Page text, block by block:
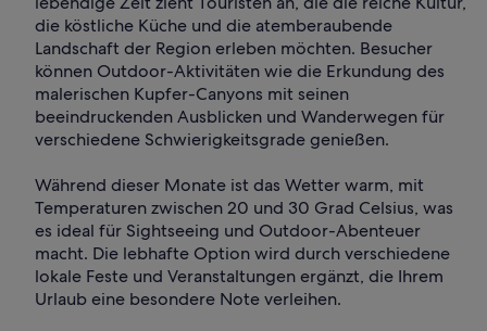
die köstliche Küche und die atemberaubende
Landschaft der Region erleben möchten. Besucher
können Outdoor-Aktivitäten wie die Erkundung des
malerischen Kupfer-Canyons mit seinen
beeindruckenden Ausblicken und Wanderwegen für
verschiedene Schwierigkeitsgrade genießen.
Während dieser Monate ist das Wetter warm, mit
Temperaturen zwischen 20 und 30 Grad Celsius, was
es ideal für Sightseeing und Outdoor-Abenteuer
macht. Die lebhafte Option wird durch verschiedene
lokale Feste und Veranstaltungen ergänzt, die Ihrem
Urlaub eine besondere Note verleihen.